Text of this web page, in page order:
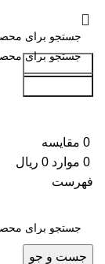
جست و جو
0 مقایسه
0 موارد 0 ریال
فهرست
جست و جو